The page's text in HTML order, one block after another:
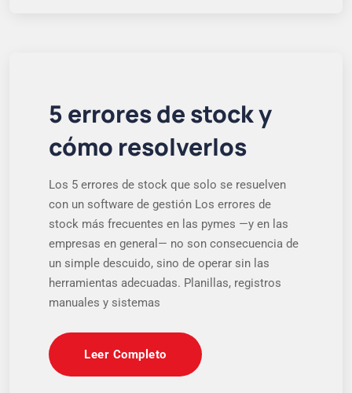
5 errores de stock y
cómo resolverlos
Los 5 errores de stock que solo se resuelven
con un software de gestión Los errores de
stock más frecuentes en las pymes —y en las
empresas en general— no son consecuencia de
un simple descuido, sino de operar sin las
herramientas adecuadas. Planillas, registros
manuales y sistemas
Leer Completo